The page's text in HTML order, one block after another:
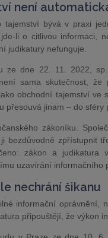
není
tajemství bývá v praxi
li o citlivou informaci,
judikatury nefunguje.
ze dne 22. 11. 2022,
sama skutečnost, že
obchodní tajemství ve
přesouvá jinam – do sféry
zákoníku.
bezdůvodně zpřístupnit
zákon a judikatura
uzavírání informačního
nechrání šikanu
informační oprávnění,
připouštějí, že výkon